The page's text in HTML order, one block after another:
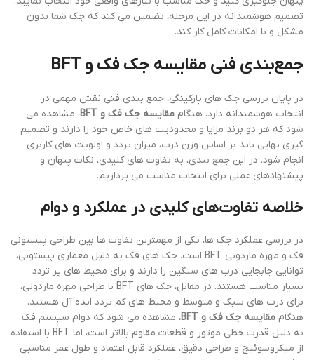
تصمیم هوشمندانه در این مرحله، تضمین می کند که جک شما بدون
مشکل و با امکانات کامل کار کند.
جمع‌بندی فنی مقایسه جک فک و BFT
در پایان بررسی جک های پارکینگی، جمع بندی فنی نقش مهمی در
انتخاب هوشمندانه دارد. هنگام مقایسه جک فک و BFT
، مشاهده می
شود که هر دو برند مزایا و محدودیت های خاص خود را دارند و تصمیم
گیری نهایی باید بر اساس وزن درب، میزان تردد و اولویت های کاربری
انجام شود. در این جمع بندی، به تفاوت های کلیدی، نکات پنهان و
پیشنهادهای عملی برای انتخاب مناسب می پردازیم.
خلاصه تفاوت‌های کلیدی در عملکرد و دوام
در بررسی عملکرد جک ها، یکی از مهمترین تفاوت ها بین طراحی پیستونی
فک و مهره ماردونی BFT است. جک های فک به دلیل معماری پیستونی،
توانایی جابجایی درب های سنگین را دارند و برای محیط های پر تردد
بسیار مناسب هستند. در مقابل، جک های BFT با طراحی مهره ماردونی،
برای درب های سبک و متوسط و محیط های کم تردد ایده آل هستند.
هنگام مقایسه جک فک و BFT
، مشاهده می شود که دوام سیستم فک
به دلیل قدرت خطی موتور و قطعات مقاوم بالاتر است، اما BFT با استفاده
از میکروسوئیچ و طراحی دقیق، عملکرد قابل اعتماد و طول عمر مناسبی